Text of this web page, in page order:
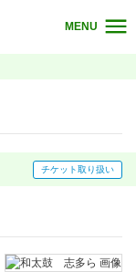
MENU
チケット取り扱い